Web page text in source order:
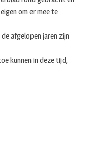
om er mee te
afgelopen jaren zijn
kunnen in deze tijd,